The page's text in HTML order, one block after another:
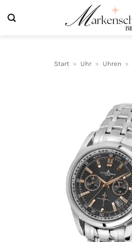
Inhalt
Start » Uhr » Uhren »